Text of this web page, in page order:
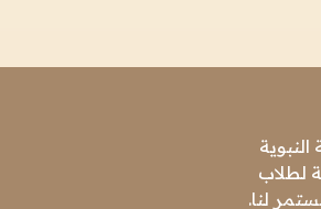
لطلاب
لنا.